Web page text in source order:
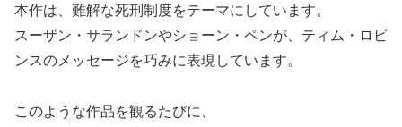
本作は、難解な死刑制度をテーマにしています。
スーザン・サランドンやショーン・ペンが、ティム・ロビ
ンスのメッセージを巧みに表現しています。
このような作品を観るたびに、